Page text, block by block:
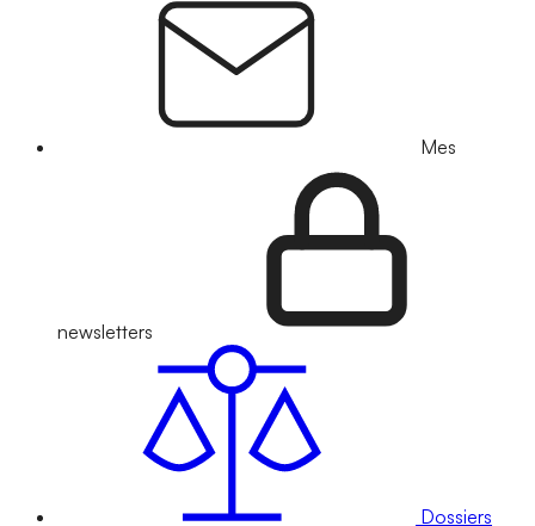
Mes
newsletters
Dossiers